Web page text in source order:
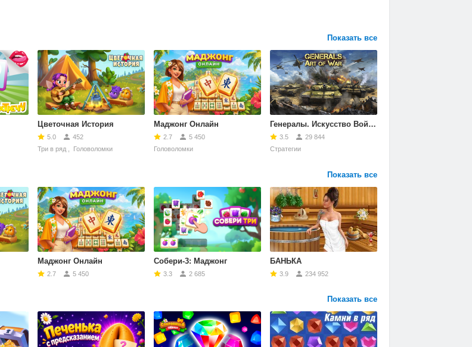
Показать все
Цветочная История
5.0
452
Три в ряд, Головоломки
Маджонг Онлайн
2.7
5 450
Головоломки
Генералы. Искусство Войны
3.5
29 844
Стратегии
Показать все
Маджонг Онлайн
2.7 5 450
Собери-3: Маджонг
3.3 2 685
БАНЬКА
3.9 234 952
Показать все